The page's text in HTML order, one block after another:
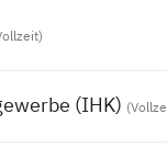
(IHK)